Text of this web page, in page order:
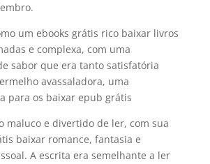
um ebooks grátis rico baixar livros
e complexa, com uma
sabor que era tanto satisfatória
avassaladora, uma
para os baixar epub grátis
maluco e divertido de ler, com sua
baixar romance, fantasia e
A escrita era semelhante a ler